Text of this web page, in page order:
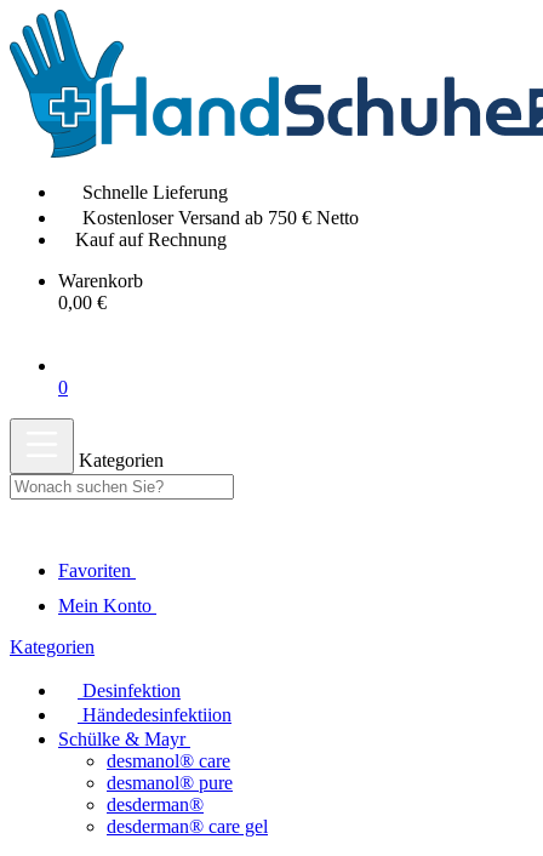
Schnelle Lieferung
Kostenloser Versand ab 750 € Netto
Kauf auf Rechnung
Warenkorb
0,00 €
0
Kategorien
Favoriten
Mein Konto
Kategorien
Desinfektion
Händedesinfektiion
Schülke & Mayr
desmanol® care
desmanol® pure
desderman®
desderman® care gel